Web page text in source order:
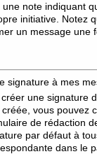
note indiquant
initiative. Notez
un message une
signature à mes
créer une signature
créée, vous pouvez
de rédaction
par défaut à
dans le